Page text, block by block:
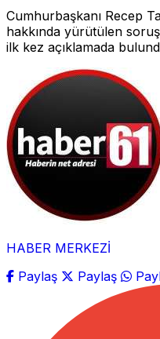
Cumhurbaşkanı Recep
hakkında yürütülen
ilk kez açıklamada
HABER MERKEZİ
Paylaş
Paylaş